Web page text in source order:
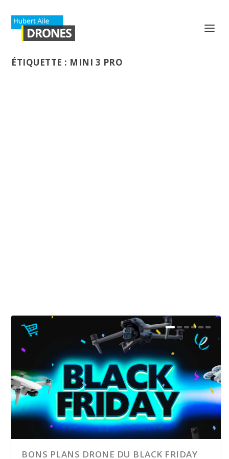
ÉTIQUETTE : MINI 3 PRO
BONS PLANS DRONE DU BLACK FRIDAY